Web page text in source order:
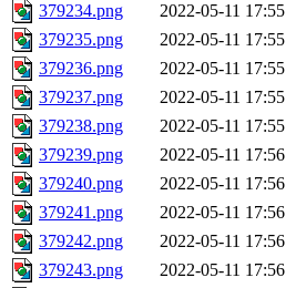
379234.png
2022-05-11 17:55
379235.png
2022-05-11 17:55
379236.png
2022-05-11 17:55
379237.png
2022-05-11 17:55
379238.png
2022-05-11 17:55
379239.png
2022-05-11 17:56
379240.png
2022-05-11 17:56
379241.png
2022-05-11 17:56
379242.png
2022-05-11 17:56
379243.png
2022-05-11 17:56